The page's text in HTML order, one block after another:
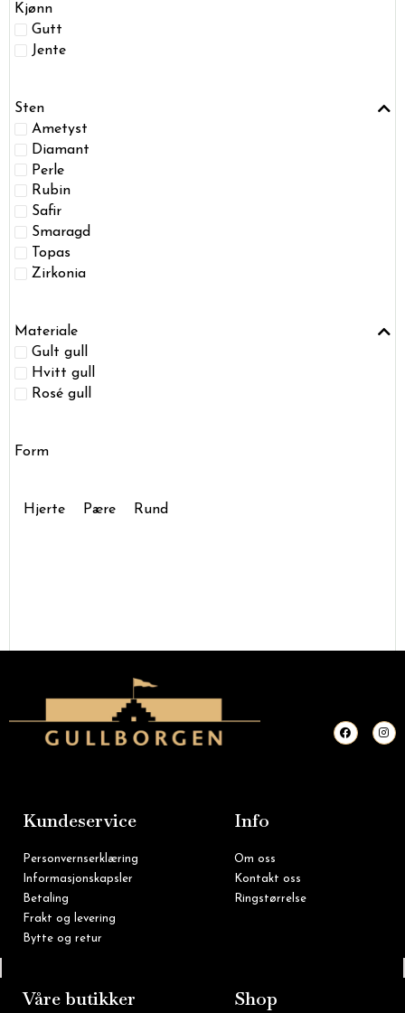
Kjønn
Gutt
Jente
Sten
Ametyst
Diamant
Perle
Rubin
Safir
Smaragd
Topas
Zirkonia
Materiale
Gult gull
Hvitt gull
Rosé gull
Form
Hjerte Pære Rund
F
a
c
I
n
s
Kundeservice
Personvernserklæring
Informasjonskapsler
Betaling
Frakt og levering
Bytte og retur
Info
Om oss
Kontakt oss
Ringstørrelse
Våre butikker Shop